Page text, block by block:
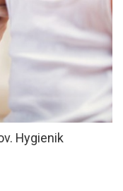
Hygienik